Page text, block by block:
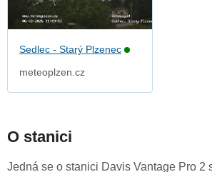
Sedlec - Starý Plzenec
meteoplzen.cz
O stanici
Jedná se o stanici Davis Vantage Pro 2